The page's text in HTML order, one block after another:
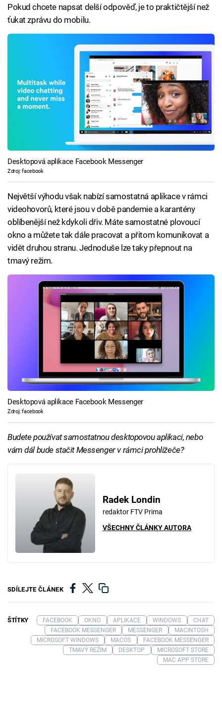
Pokud chcete napsat delší odpověď, je to praktičtější než
ťukat zprávu do mobilu.
Desktopová aplikace Facebook Messenger
Zdroj: facebook
Největší výhodu však nabízí samostatná aplikace v rámci
videohovorů, které jsou v době pandemie a karantény
oblíbenější než kdykoli dřiv. Máte samostatné plovoucí
okno a můžete tak dále pracovat a přitom komunikovat a
vidět druhou stranu. Jednoduše lze taky přepnout na
tmavý režim.
Desktopová aplikace Facebook Messenger
Zdroj: facebook
Budete používat samostatnou desktopovou aplikaci, nebo
vám dál bude stačit Messenger v rámci prohlížeče?
Radek Londin
redaktor FTV Prima
VŠECHNY ČLÁNKY AUTORA
SDÍLEJTE ČLÁNEK
ŠTÍTKY FACEBOOK OKNO APLIKACE WINDOWS
CHAT
FACEBOOK MESSENGER
MESSENGER
MACINTOSH
MICROSOFT WINDOWS
MACOS
FACEBOOK MESSENGER
TMAVÝ REŽIM
DESKTOP
MICROSOFT STORE
MAC APP STORE